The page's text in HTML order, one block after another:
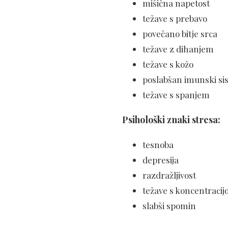
mišična napetost
težave s prebavo
povečano bitje srca
težave z dihanjem
težave s kožo
poslabšan imunski
težave s spanjem
Psihološki znaki stresa:
tesnoba
depresija
razdražljivost
težave s
slabši spomin